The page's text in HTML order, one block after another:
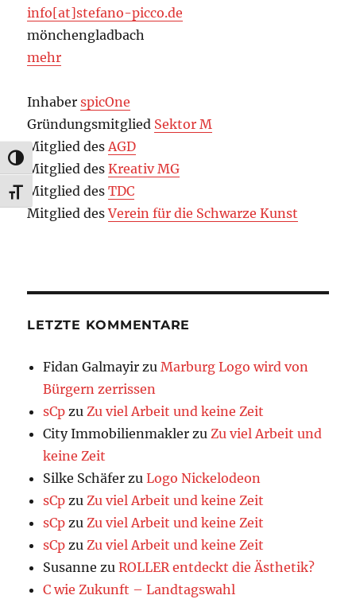
UMSCHALTEN AUF HOHE KONTRASTE
SCHRIFT VERGRÖSSERN
info[at]stefano-picco.de
mönchengladbach
mehr
InhaberspicOne
Gründungsmitglied Sektor M
Mitglied des AGD
Mitglied desKreativ MG
Mitglied desTDC
Mitglied desVerein für die Schwarze Kunst
LETZTE KOMMENTARE
Fidan Galmayir zu Marburg Logo wird von
Bürgern zerrissen
sCp zu Zu viel Arbeit und keine Zeit
City Immobilienmakler zu Zu viel Arbeit und
keine Zeit
Silke Schäfer zuLogo Nickelodeon
sCp zu Zu viel Arbeit und keine Zeit
sCp zu Zu viel Arbeit und keine Zeit
sCp zu Zu viel Arbeit und keine Zeit
Susanne zuROLLER entdeckt die Ästhetik?
C wie Zukunft – Landtagswahl